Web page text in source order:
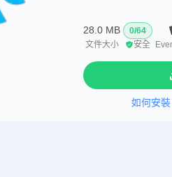
28.0 MB
文件大小
0/64
安全
如何安